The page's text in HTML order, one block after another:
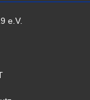
e.V.